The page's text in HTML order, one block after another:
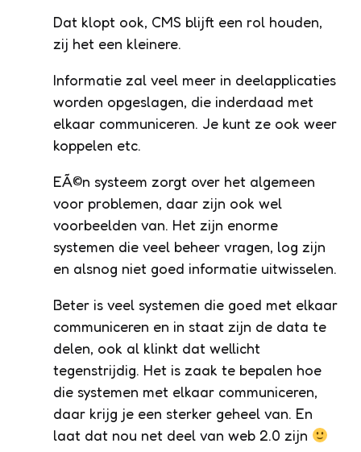
Dat klopt ook, CMS blijft een rol houden,
zij het een kleinere.
Informatie zal veel meer in deelapplicaties
worden opgeslagen, die inderdaad met
elkaar communiceren. Je kunt ze ook weer
koppelen etc.
EÃ©n systeem zorgt over het algemeen
voor problemen, daar zijn ook wel
voorbeelden van. Het zijn enorme
systemen die veel beheer vragen, log zijn
en alsnog niet goed informatie uitwisselen.
Beter is veel systemen die goed met elkaar
communiceren en in staat zijn de data te
delen, ook al klinkt dat wellicht
tegenstrijdig. Het is zaak te bepalen hoe
die systemen met elkaar communiceren,
daar krijg je een sterker geheel van. En
laat dat nou net deel van web 2.0 zijn